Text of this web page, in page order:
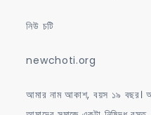
নিউ চটি
newchoti.org
আমার নাম আকাশ, বয়স ১৯ বছর।